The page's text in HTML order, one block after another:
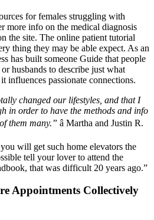
for females struggling with
more info on the medical diagnosis
the site. The online patient tutorial
thing they may be able expect. As an
has built someone Guide that people
husbands to describe just what
influences passionate connections.
changed our lifestyles, and that I
in order to have the methods and info
them many.” â Martha and Justin R.
will get such home elevators the
tell your lover to attend the
that was difficult 20 years ago.”
Appointments Collectively